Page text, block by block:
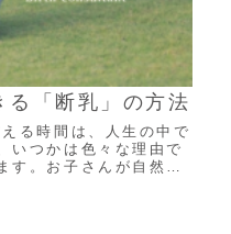
る「断乳」の方法
る時間は、人生の中で
いつかは色々な理由で
す。お子さんが自然に